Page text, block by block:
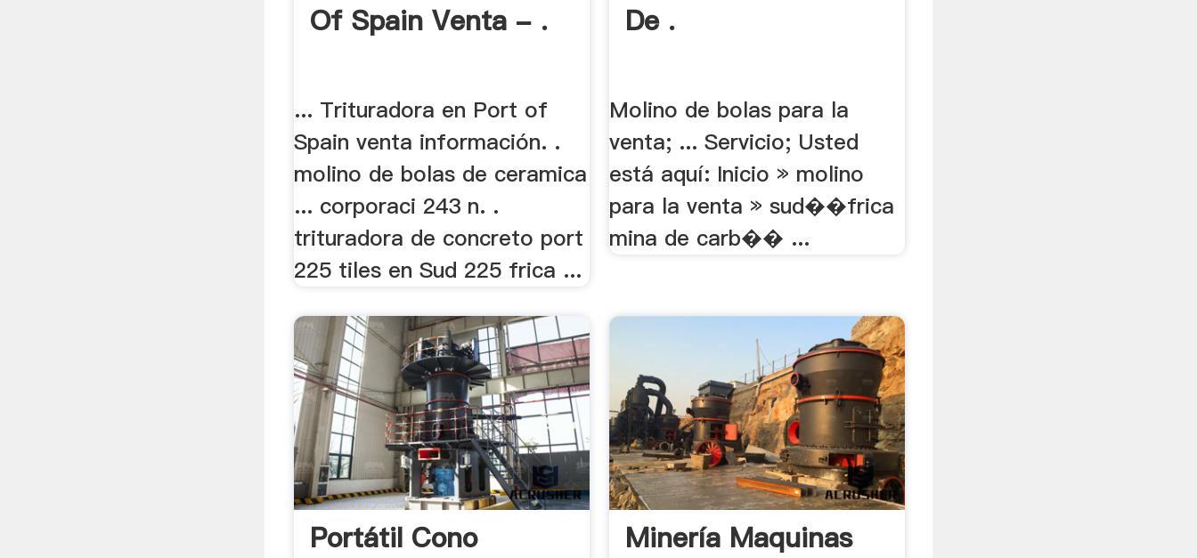
Of Spain Venta - .
... Trituradora en Port of
Spain venta información. .
molino de bolas de ceramica
... corporaci 243 n. .
trituradora de concreto port
225 tiles en Sud 225 frica ...
De .
Molino de bolas para la
venta; ... Servicio; Usted
está aquí: Inicio » molino
para la venta » sud��frica
mina de carb�� ...
Portátil Cono
Minería Maquinas